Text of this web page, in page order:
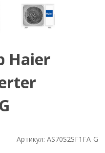
Haier
Артикул: AS70S2SF1FA-G